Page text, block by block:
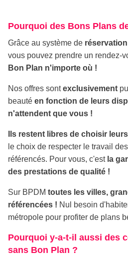
Pourquoi des Bons Plans
Grâce au système de
vous pouvez prendre un rendez-
Bon Plan n'importe où !
Nos offres sontexclusivement
beauté en fonction de leurs
n'attendent que vous !
Ils restent libres de choisir
le choix de respecter le travail
référencés. Pour vous, c'est la
des prestations de qualité !
Sur BPDM toutes les villes,
référencées ! Nul besoin
métropole pour profiter de plans
Pourquoi y-a-t-il aussi des
sans Bon Plan ?